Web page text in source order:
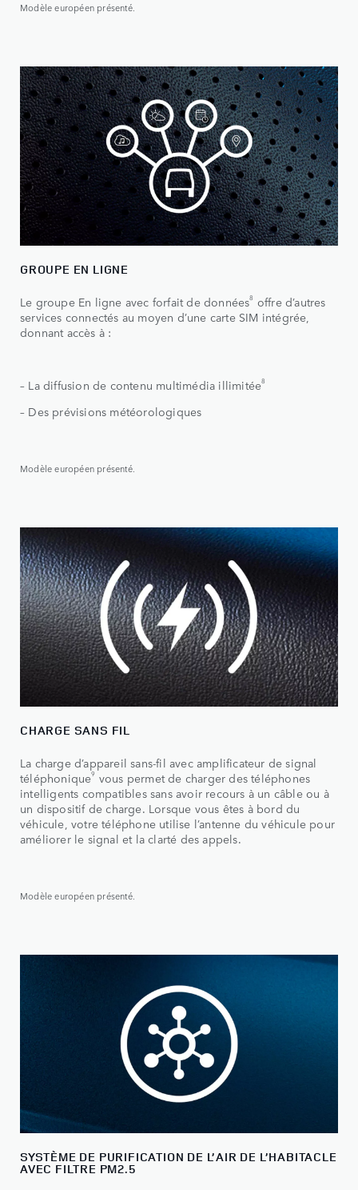
Modèle européen présenté.
GROUPE EN LIGNE
Le groupe En ligne avec forfait de données8 offre d’autres
services connectés au moyen d’une carte SIM intégrée,
donnant accès à :
– La diffusion de contenu multimédia illimitée8
– Des prévisions météorologiques
Modèle européen présenté.
CHARGE SANS FIL
La charge d’appareil sans-fil avec amplificateur de signal
téléphonique9 vous permet de charger des téléphones
intelligents compatibles sans avoir recours à un câble ou à
un dispositif de charge. Lorsque vous êtes à bord du
véhicule, votre téléphone utilise l’antenne du véhicule pour
améliorer le signal et la clarté des appels.
Modèle européen présenté.
SYSTÈME DE PURIFICATION DE L’AIR DE L’HABITACLE
AVEC FILTRE PM2.5